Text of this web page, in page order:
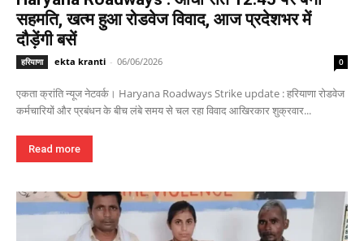
सहमति, खत्म हुआ रोडवेज विवाद, आज प्रदेशभर में
दौड़ेंगी बसें
हरियाणा ekta kranti - 06/06/2026 0
एकता क्रांति न्यूज नेटवर्क। Haryana Roadways Strike update : हरियाणा रोडवेज
कर्मचारियों और प्रबंधन के बीच लंबे समय से चल रहा विवाद आखिरकार शुक्रवार...
Read more